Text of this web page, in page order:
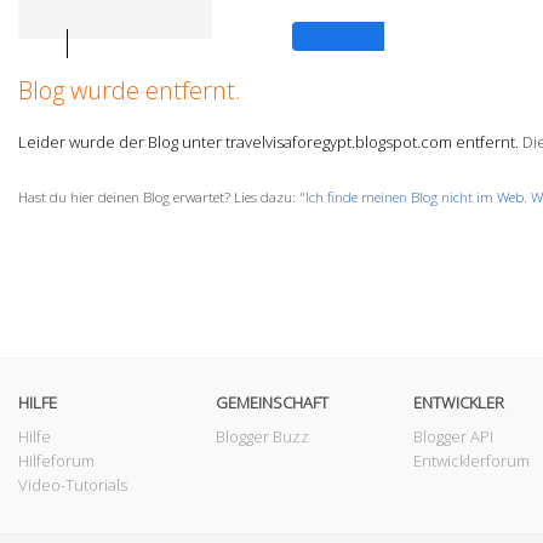
Blog wurde entfernt.
Leider wurde der Blog unter travelvisaforegypt.blogspot.com entfernt.
Hast du hier deinen Blog erwartet? Lies dazu: "Ich finde meinen Blog nicht im Web.
HILFE
Hilfe
Hilfeforum
Video-Tutorials
GEMEINSCHAFT
Blogger Buzz
ENTWICKLER
Blogger API
Entwicklerforum